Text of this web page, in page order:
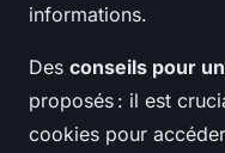
informations.
Des conseils pour
proposés : il est
cookies pour